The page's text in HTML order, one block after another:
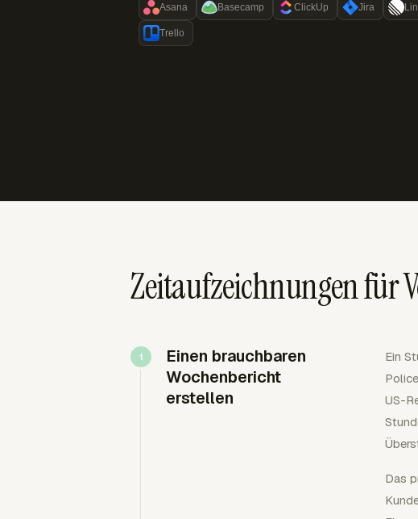
Asana Basecamp ClickUp Jira
Trello
Zeitaufzeichnungen für
Einen brauchbaren
Wochenbericht
erstellen
Ein
US-
Das